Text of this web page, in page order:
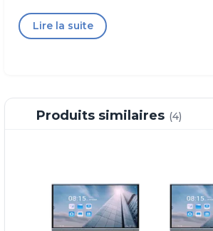
Le taux de rafraîchissement de 240 Hz/50 Hz
d'affichage, tandis que le rétroéclairage LED assure
prolongée de 50 000 heures. Cet écran est équipé
Les 8 microphones intégrés assurent une
allant jusqu'à 10 mètres, avec des fonctionnalités
l'annulation d'écho et la suppression du bruit pour
Nom du modèle
Écran
TactEasy
Lire la suite
Produits similaires (4)